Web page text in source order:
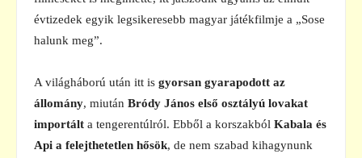
évtizedek egyik legsikeresebb magyar játékfilmje a „Sose
halunk meg”.
A világháború után itt is gyorsan gyarapodott az
állomány, miután Bródy János első osztályú lovakat
importált a tengerentúlról. Ebből a korszakból Kabala és
Api a felejthetetlen hősök, de nem szabad kihagynunk